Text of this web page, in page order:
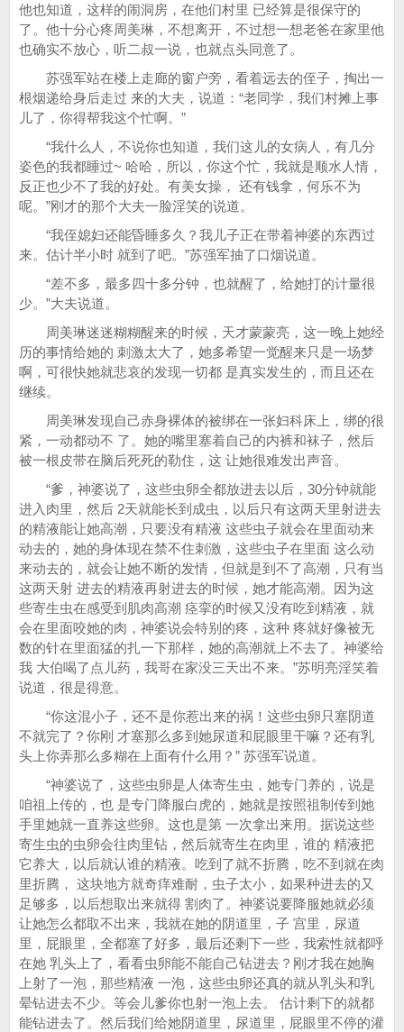
他也知道，这样的闹洞房，在他们村里 已经算是很保守的
了。他十分心疼周美琳，不想离开，不过想一想老爸在家里他
也确实不放心，听二叔一说，也就点头同意了。
苏强军站在楼上走廊的窗户旁，看着远去的侄子，掏出一
根烟递给身后走过 来的大夫，说道：“老同学，我们村摊上事
儿了，你得帮我这个忙啊。”
“我什么人，不说你也知道，我们这儿的女病人，有几分
姿色的我都睡过~ 哈哈，所以，你这个忙，我就是顺水人情，
反正也少不了我的好处。有美女操， 还有钱拿，何乐不为
呢。”刚才的那个大夫一脸淫笑的说道。
“我侄媳妇还能昏睡多久？我儿子正在带着神婆的东西过
来。估计半小时 就到了吧。”苏强军抽了口烟说道。
“差不多，最多四十多分钟，也就醒了，给她打的计量很
少。”大夫说道。
周美琳迷迷糊糊醒来的时候，天才蒙蒙亮，这一晚上她经
历的事情给她的 刺激太大了，她多希望一觉醒来只是一场梦
啊，可很快她就悲哀的发现一切都 是真实发生的，而且还在
继续。
周美琳发现自己赤身裸体的被绑在一张妇科床上，绑的很
紧，一动都动不 了。她的嘴里塞着自己的内裤和袜子，然后
被一根皮带在脑后死死的勒住，这 让她很难发出声音。
“爹，神婆说了，这些虫卵全都放进去以后，30分钟就能
进入肉里，然后 2天就能长到成虫，以后只有这两天里射进去
的精液能让她高潮，只要没有精液 这些虫子就会在里面动来
动去的，她的身体现在禁不住刺激，这些虫子在里面 这么动
来动去的，就会让她不断的发情，但就是到不了高潮，只有当
这两天射 进去的精液再射进去的时候，她才能高潮。因为这
些寄生虫在感受到肌肉高潮 痉挛的时候又没有吃到精液，就
会在里面咬她的肉，神婆说会特别的疼，这种 疼就好像被无
数的针在里面猛的扎一下那样，她的高潮就上不去了。神婆给
我 大伯喝了点儿药，我哥在家没三天出不来。”苏明亮淫笑着
说道，很是得意。
“你这混小子，还不是你惹出来的祸！这些虫卵只塞阴道
不就完了？你刚 才塞那么多到她尿道和屁眼里干嘛？还有乳
头上你弄那么多糊在上面有什么用？” 苏强军说道。
“神婆说了，这些虫卵是人体寄生虫，她专门养的，说是
咱祖上传的，也 是专门降服白虎的，她就是按照祖制传到她
手里她就一直养这些卵。这也是第 一次拿出来用。据说这些
寄生虫的虫卵会往肉里钻，然后就寄生在肉里，谁的 精液把
它养大，以后就认谁的精液。吃到了就不折腾，吃不到就在肉
里折腾， 这块地方就奇痒难耐，虫子太小，如果种进去的又
足够多，以后想取出来就得 割肉了。神婆说要降服她就必须
让她怎么都取不出来，我就在她的阴道里，子 宫里，尿道
里，屁眼里，全都塞了好多，最后还剩下一些，我索性就都呼
在她 乳头上了，看看虫卵能不能自己钻进去？刚才我在她胸
上射了一泡，那些精液 一泡，这些虫卵还真的就从乳头和乳
晕钻进去不少。等会儿爹你也射一泡上去。 估计剩下的就都
能钻进去了。然后我们给她阴道里，尿道里，屁眼里不停的灌